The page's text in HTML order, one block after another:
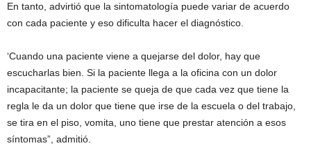
En tanto, advirtió que la sintomatología puede variar de acuerdo
con cada paciente y eso dificulta hacer el diagnóstico.
‘Cuando una paciente viene a quejarse del dolor, hay que
escucharlas bien. Si la paciente llega a la oficina con un dolor
incapacitante; la paciente se queja de que cada vez que tiene la
regla le da un dolor que tiene que irse de la escuela o del trabajo,
se tira en el piso, vomita, uno tiene que prestar atención a esos
síntomas”, admitió.